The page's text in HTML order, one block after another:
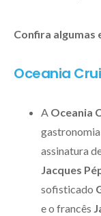
Confira algumas
Oceania
A Oceania
gastronomia
assinatura
Jacques
sofisticado
e o francês